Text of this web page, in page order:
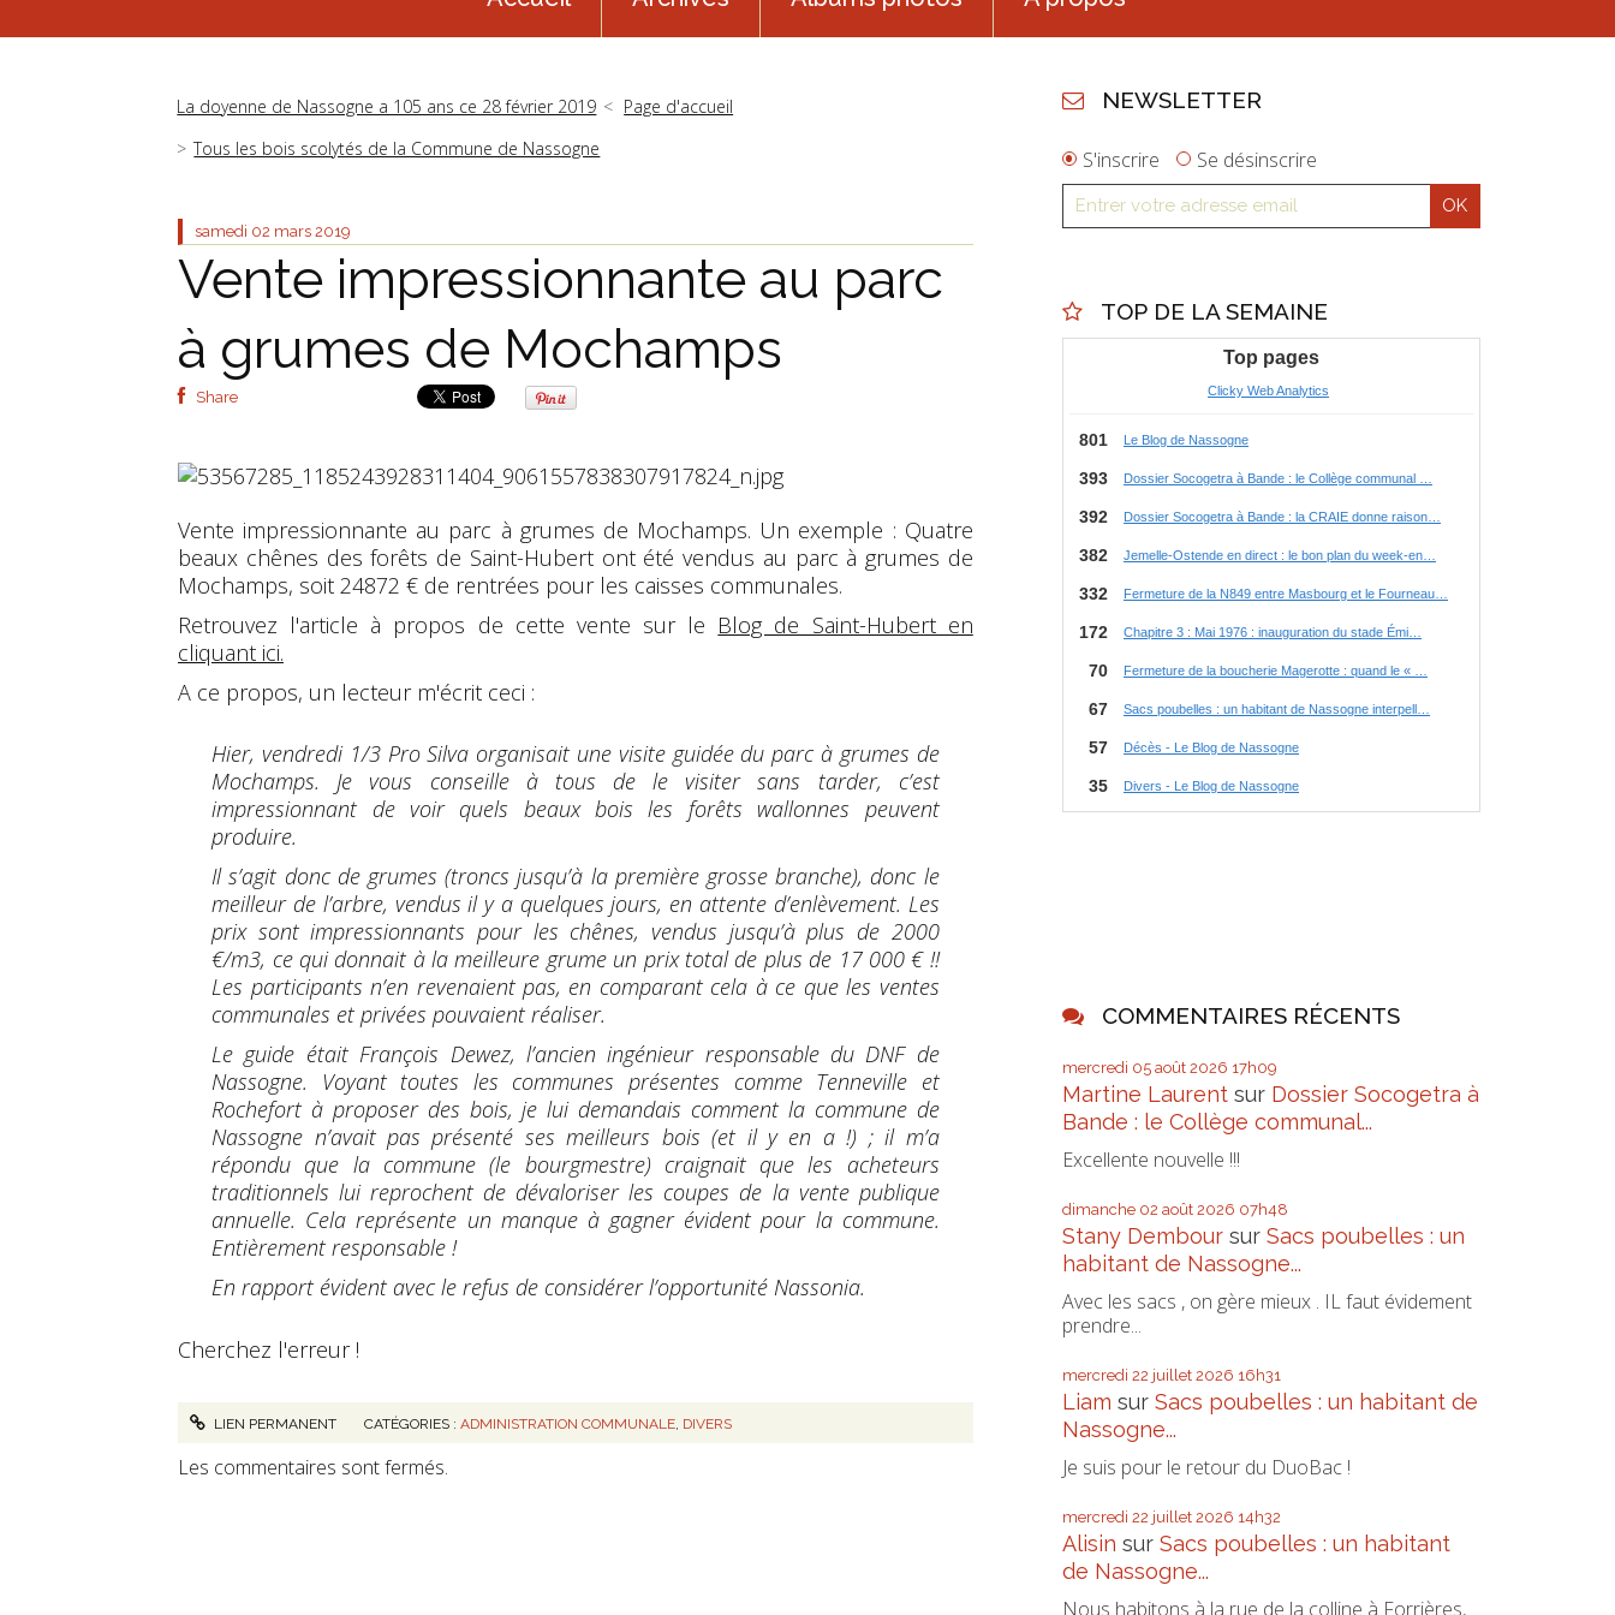
La doyenne de Nassogne a 105 ans ce 28 février 2019
Page d'accueil
Tous les bois scolytés de la Commune de Nassogne
samedi 02 mars 2019
Vente impressionnante au parc
à grumes de Mochamps
Share
Vente impressionnante au parc à grumes de Mochamps. Un exemple : Quatre
beaux chênes des forêts de Saint-Hubert ont été vendus au parc à grumes de
Mochamps, soit 24872 € de rentrées pour les caisses communales.
Retrouvez l'article à propos de cette vente sur le Blog de Saint-Hubert en
cliquant ici.
A ce propos, un lecteur m'écrit ceci :
Hier, vendredi 1/3 Pro Silva organisait une visite guidée du parc à grumes de
Mochamps. Je vous conseille à tous de le visiter sans tarder, c’est
impressionnant de voir quels beaux bois les forêts wallonnes peuvent
produire.
Il s’agit donc de grumes (troncs jusqu’à la première grosse branche), donc le
meilleur de l’arbre, vendus il y a quelques jours, en attente d’enlèvement. Les
prix sont impressionnants pour les chênes, vendus jusqu’à plus de 2000
€/m3, ce qui donnait à la meilleure grume un prix total de plus de 17 000 € !!
Les participants n’en revenaient pas, en comparant cela à ce que les ventes
communales et privées pouvaient réaliser.
Le guide était François Dewez, l’ancien ingénieur responsable du DNF de
Nassogne. Voyant toutes les communes présentes comme Tenneville et
Rochefort à proposer des bois, je lui demandais comment la commune de
Nassogne n’avait pas présenté ses meilleurs bois (et il y en a !) ; il m’a
répondu que la commune (le bourgmestre) craignait que les acheteurs
traditionnels lui reprochent de dévaloriser les coupes de la vente publique
annuelle. Cela représente un manque à gagner évident pour la commune.
Entièrement responsable !
En rapport évident avec le refus de considérer l’opportunité Nassonia.
Cherchez l'erreur !
LIEN PERMANENT CATÉGORIES :ADMINISTRATION COMMUNALE, DIVERS
Les commentaires sont fermés.
NEWSLETTER
S'inscrire Se désinscrire
TOP DE LA SEMAINE
COMMENTAIRES RÉCENTS
mercredi 05 août 2026 17h09
Martine Laurent sur Dossier Socogetra à
Bande : le Collège communal...
Excellente nouvelle !!!
dimanche 02 août 2026 07h48
Stany Dembour surSacs poubelles : un
habitant de Nassogne...
Avec les sacs , on gère mieux . IL faut évidement
prendre...
mercredi 22 juillet 2026 16h31
Liam surSacs poubelles : un habitant de
Nassogne...
Je suis pour le retour du DuoBac !
mercredi 22 juillet 2026 14h32
Alisin surSacs poubelles : un habitant
de Nassogne...
Nous habitons à la rue de la colline à Forrières,